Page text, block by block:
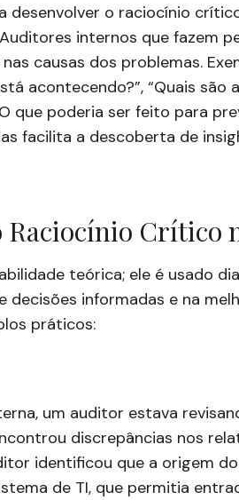
desenvolver o raciocínio
internos que fazem
causas dos problemas.
acontecendo?”, “Quais são
que poderia ser feito para
facilita a descoberta de
Raciocínio Crítico
teórica; ele é usado
informadas e na
práticos:
um auditor estava
discrepâncias nos
identificou que a origem
de TI, que permitia